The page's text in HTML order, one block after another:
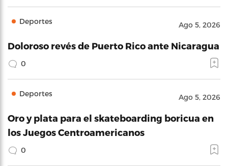
Deportes Ago 5, 2026
Doloroso revés de Puerto Rico ante Nicaragua
0
Deportes Ago 5, 2026
Oro y plata para el skateboarding boricua en
los Juegos Centroamericanos
0